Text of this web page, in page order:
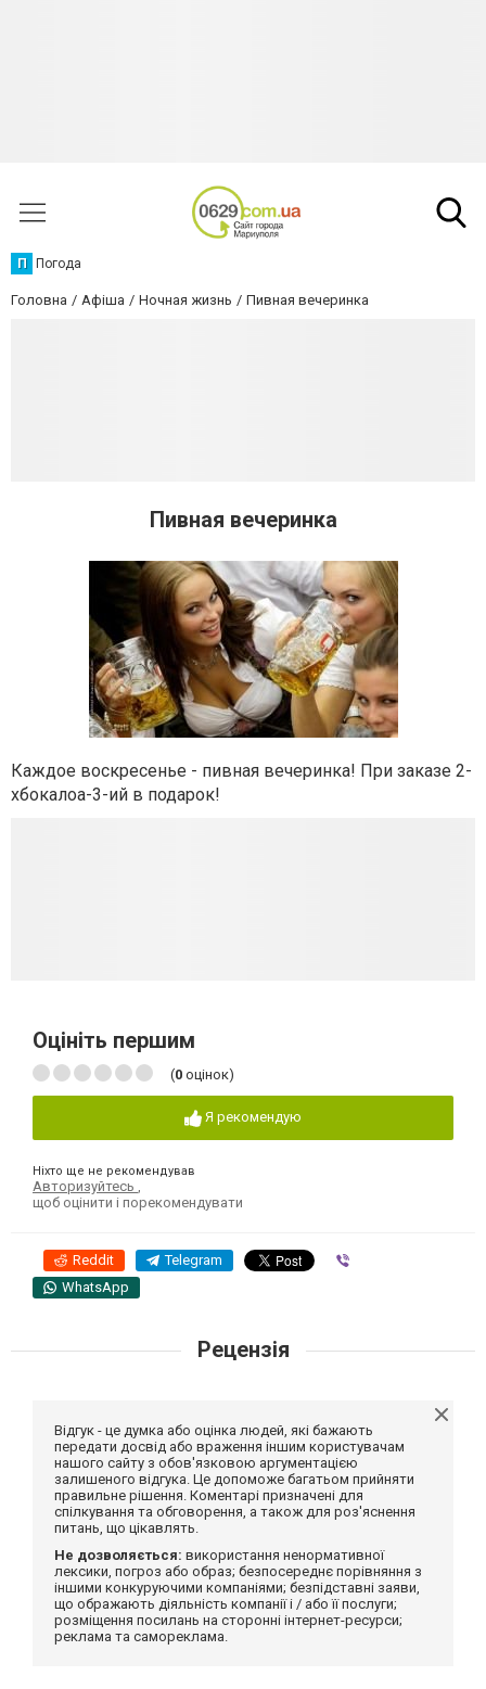
П Погода
Головна Афіша Ночная жизнь Пивная вечеринка
Пивная вечеринка
Каждое воскресенье - пивная вечеринка! При заказе 2-
хбокалоа-3-ий в подарок!
Оцініть першим
(0 оцінок)
Я рекомендую
Ніхто ще не рекомендував
Авторизуйтесь
щоб оцінити і порекомендувати
Reddit Telegram
WhatsApp
Рецензія
Відгук - це думка або оцінка людей, які бажають
передати досвід або враження іншим користувачам
нашого сайту з обов'язковою аргументацією
залишеного відгука. Це допоможе багатьом прийняти
правильне рішення. Коментарі призначені для
спілкування та обговорення, а також для роз'яснення
питань, що цікавлять.
Не дозволяється: використання ненормативної
лексики, погроз або образ; безпосереднє порівняння з
іншими конкуруючими компаніями; безпідставні заяви,
що ображають діяльність компанії і / або її послуги;
розміщення посилань на сторонні інтернет-ресурси;
реклама та самореклама.